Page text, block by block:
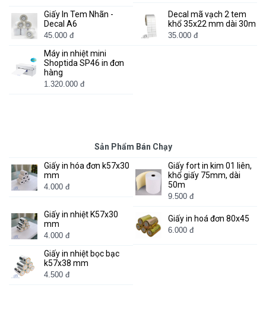
Giấy In Tem Nhãn -
Decal A6
45.000 đ
Decal mã vạch 2 tem
khổ 35x22 mm dài 30m
35.000 đ
Máy in nhiệt mini
Shoptida SP46 in đơn
hàng
1.320.000 đ
Sản Phẩm Bán Chạy
Giấy in hóa đơn k57x30
mm
4.000 đ
Giấy fort in kim 01 liên,
khổ giấy 75mm, dài
50m
9.500 đ
Giấy in nhiệt K57x30
mm
4.000 đ
Giấy in hoá đơn 80x45
6.000 đ
Giấy in nhiệt bọc bạc
k57x38 mm
4.500 đ